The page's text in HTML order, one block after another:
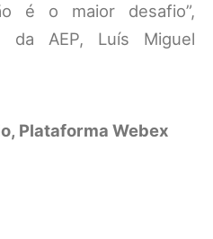
é o maior desafio”,
da AEP, Luís Miguel
Plataforma Webex